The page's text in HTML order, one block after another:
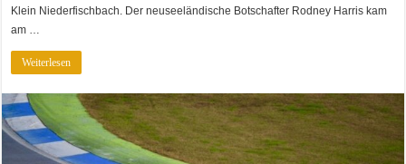
Klein Niederfischbach. Der neuseeländische Botschafter Rodney Harris kam
am …
Weiterlesen